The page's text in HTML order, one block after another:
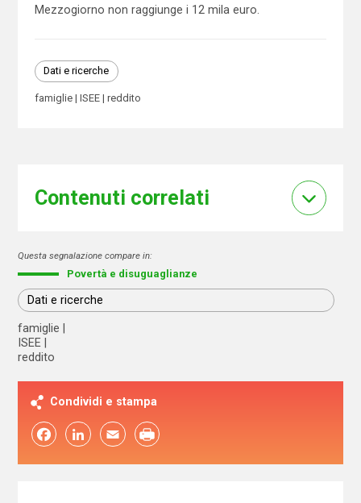
Mezzogiorno non raggiunge i 12 mila euro.
Dati e ricerche
famiglie ISEE reddito
Contenuti correlati
Questa segnalazione compare in:
Povertà e disuguaglianze
Dati e ricerche
famiglie
ISEE
reddito
Condividi e stampa
FacebookLinkedIn Email